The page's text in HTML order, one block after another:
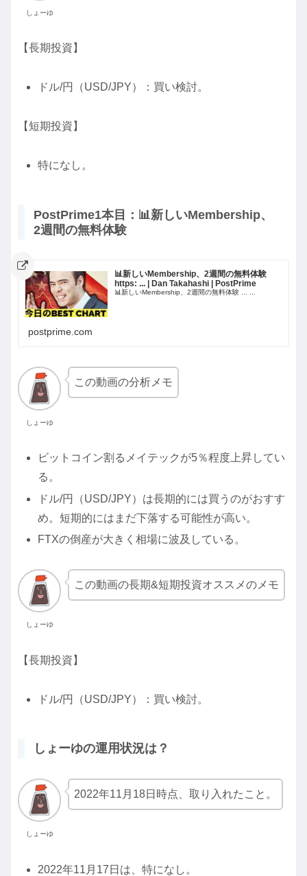
しょーゆ
【長期投資】
ドル/円（USD/JPY）：買い検討。
【短期投資】
特になし。
PostPrime1本目：📊新しいMembership、
2週間の無料体験
📊新しいMembership、2週間の無料体験
https: ... | Dan Takahashi | PostPrime
📊新しいMembership、2週間の無料体験 ... ...
postprime.com
しょーゆ
この動画の分析メモ
ビットコイン割るメイテックが5％程度上昇してい
る。
ドル/円（USD/JPY）は長期的には買うのがおすす
め。短期的にはまだ下落する可能性が高い。
FTXの倒産が大きく相場に波及している。
しょーゆ
この動画の長期&短期投資オススメのメモ
【長期投資】
ドル/円（USD/JPY）：買い検討。
しょーゆの運用状況は？
しょーゆ
2022年11月18日時点、取り入れたこと。
2022年11月17日は、特になし。